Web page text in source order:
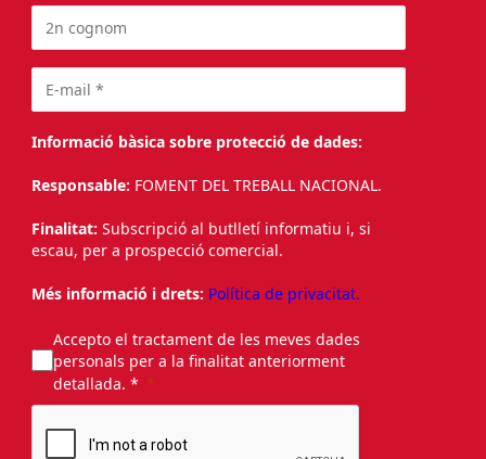
Informació bàsica sobre protecció de dades:
Responsable: FOMENT DEL TREBALL NACIONAL.
Finalitat: Subscripció al butlletí informatiu i, si
escau, per a prospecció comercial.
Més informació i drets: Política de privacitat.
Accepto el tractament de les meves dades
personals per a la finalitat anteriorment
detallada. *